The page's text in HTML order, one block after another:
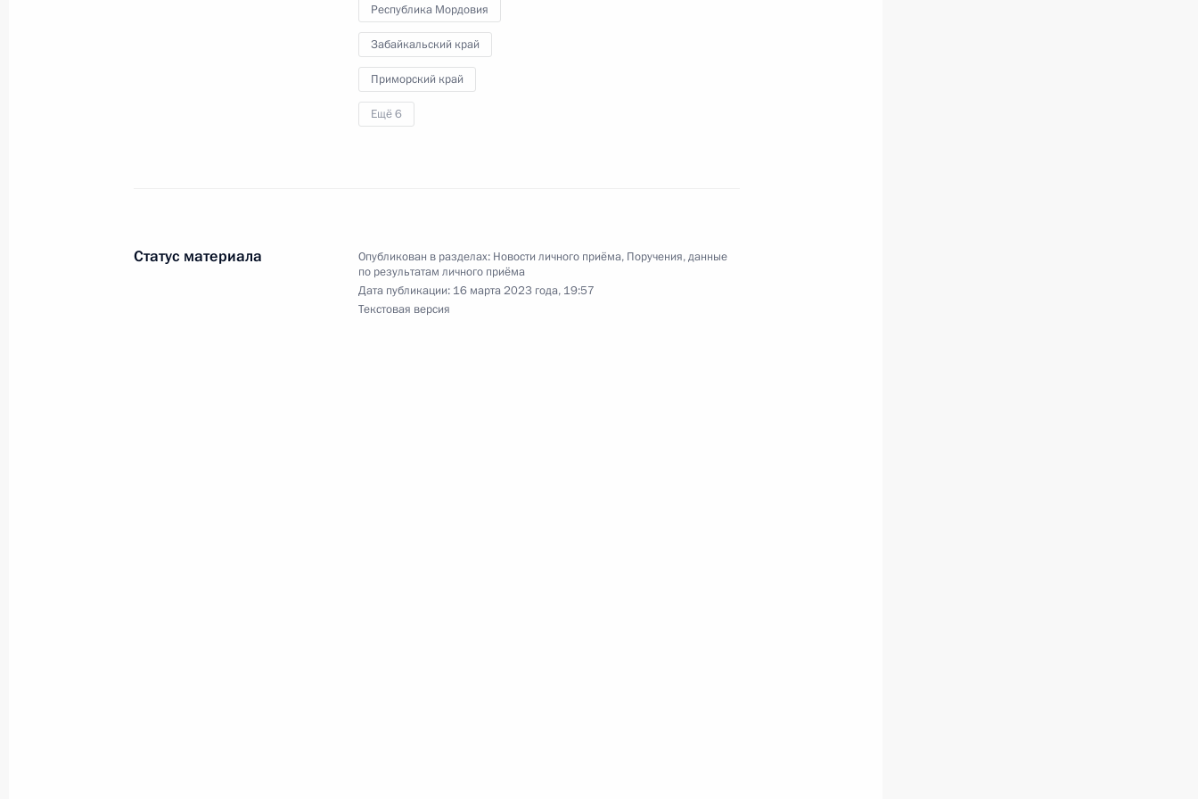
Исполнено поручение (меры приняты), данное по итогам личного приема в режиме
видео-конференц-связи жительницы Республики Бурятия, проведённого
по поручению Президента Российской Федерации начальником Управления
Продлён контроль исполнения поручений, данных по итогам личного приема
Республика Мордовия
Забайкальский край
Приморский край
Ещё 6
Статус материала Опубликован в разделах: Новости личного приёма, Поручения, данные
по результатам личного приёма
Дата публикации: 16 марта 2023 года, 19:57
Текстовая версия